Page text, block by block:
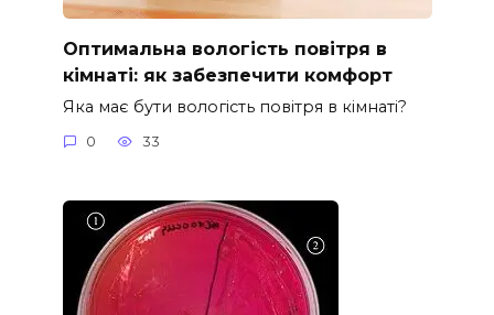
Оптимальна вологість повітря в
кімнаті: як забезпечити комфорт
Яка має бути вологість повітря в кімнаті?
0 33